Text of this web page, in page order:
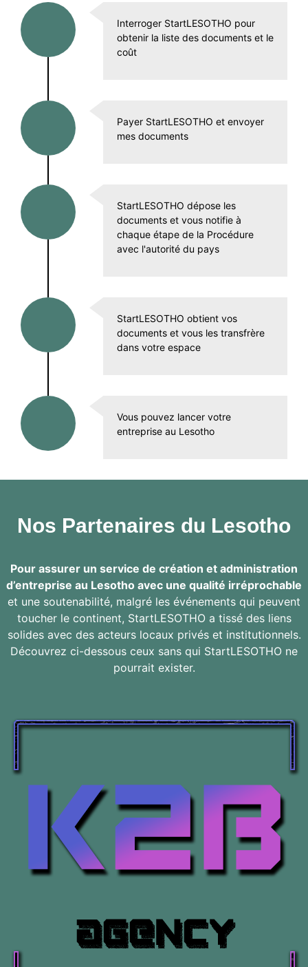
Interroger StartLESOTHO pour
obtenir la liste des documents et le
coût
Payer StartLESOTHO et envoyer
mes documents
StartLESOTHO dépose les
documents et vous notifie à
chaque étape de la Procédure
avec l'autorité du pays
StartLESOTHO obtient vos
documents et vous les transfrère
dans votre espace
Vous pouvez lancer votre
entreprise au Lesotho
Nos Partenaires du Lesotho
Pour assurer un service de création et administration
d’entreprise au Lesotho avec une qualité irréprochable
et une soutenabilité, malgré les événements qui peuvent
toucher le continent, StartLESOTHO a tissé des liens
solides avec des acteurs locaux privés et institutionnels.
Découvrez ci-dessous ceux sans qui StartLESOTHO ne
pourrait exister.